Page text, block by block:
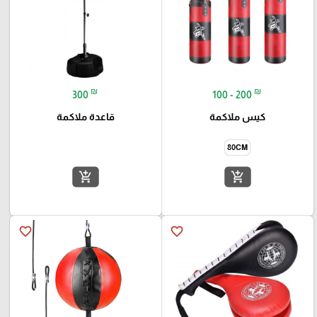
100 - 200 ₪
كيس ملاكمة
80CM
add_shopping_cart
300 ₪
قاعدة ملاكمة
add_shopping_cart
favorite_border
favorite_border